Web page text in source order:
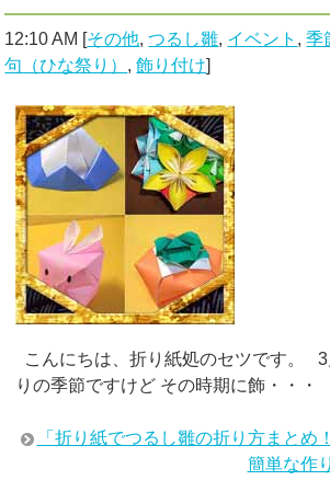
12:10 AM その他,つるし雛, イベント ,季
句（ひな祭り） ,飾り付け
こんにちは、折り紙処のセツです。
りの季節ですけど その時期に飾・・・
「折り紙でつるし雛の折り方まとめ
簡単な作